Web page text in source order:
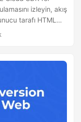
izleyin, akış
tarafı HTML